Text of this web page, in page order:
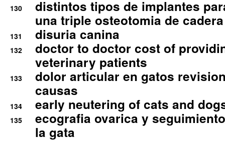
130
distintos tipos de implantes
una triple osteotomia de cadera
131 disuria canina
132
doctor to doctor cost of
veterinary patients
133
dolor articular en gatos
causas
134 early neutering of cats and
135
ecografia ovarica y
la gata